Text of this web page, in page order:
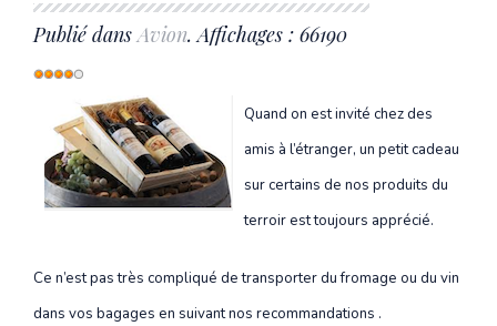
Publié dansAvion. Affichages : 66190
Vote
utilisateur:4/5
Quand on est invité chez des
amis à l’étranger, un petit cadeau
sur certains de nos produits du
terroir est toujours apprécié.
Ce n’est pas très compliqué de transporter du fromage ou du vin
dans vos bagages en suivant nos recommandations .